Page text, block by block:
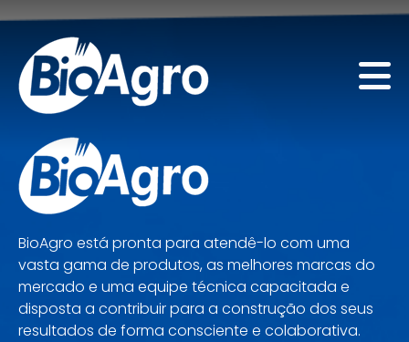
BioAgro está pronta para atendê-lo com uma
vasta gama de produtos, as melhores marcas do
mercado e uma equipe técnica capacitada e
disposta a contribuir para a construção dos seus
resultados de forma consciente e colaborativa.